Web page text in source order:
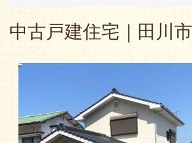
中古戸建住宅｜田川